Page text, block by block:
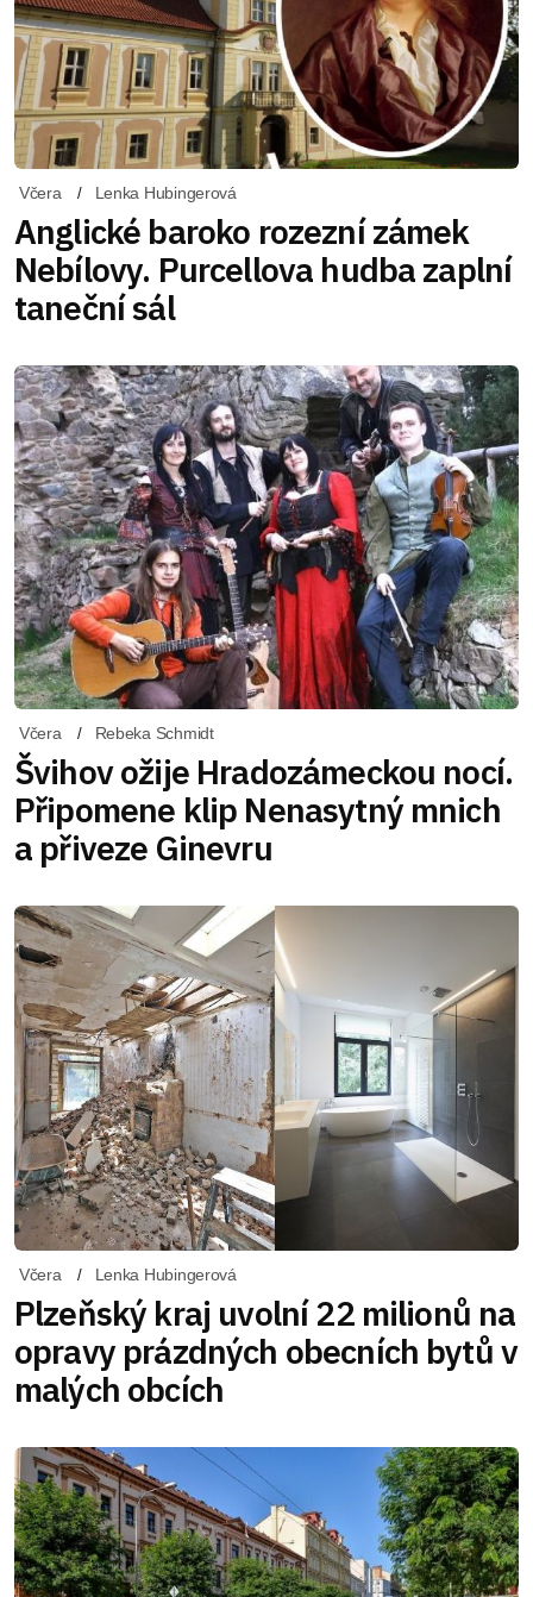
Včera Lenka Hubingerová
Anglické baroko rozezní zámek
Nebílovy. Purcellova hudba zaplní
taneční sál
Včera Rebeka Schmidt
Švihov ožije Hradozámeckou nocí.
Připomene klip Nenasytný mnich
a přiveze Ginevru
Včera Lenka Hubingerová
Plzeňský kraj uvolní 22 milionů na
opravy prázdných obecních bytů v
malých obcích